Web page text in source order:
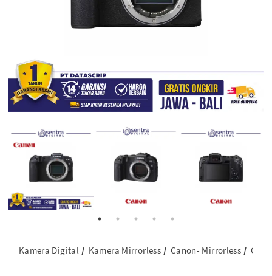
Kamera Digital Kamera Mirrorless Canon- Mirrorless